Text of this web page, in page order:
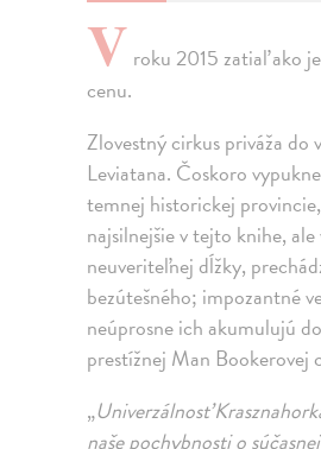
V roku 2015 zatiaľ ako
cenu.
Zlovestný cirkus priváža do
Leviatana. Čoskoro
temnej historickej
najsilnejšie v tejto knihe,
neuveriteľnej dĺžky,
bezútešného; impozantné
neúprosne ich akumulujú
prestížnej Man Bookerovej
„Univerzálnosť
naše pochybnosti o